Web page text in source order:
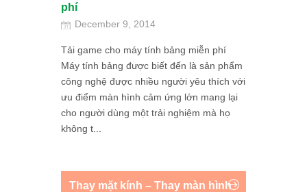
phí
December 9, 2014
Tải game cho máy tính bảng miễn phí
Máy tính bảng được biết đến là sản phẩm
công nghệ được nhiều người yêu thích với
ưu điểm màn hình cảm ứng lớn mang lại
cho người dùng một trải nghiệm mà họ
không t...
Thay mặt kính – Thay màn hình